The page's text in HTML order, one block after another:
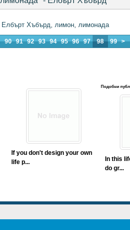
Елбърт Хъбърд, лимон, лимонада
90 91 92 93 94 95 96 97 98 99 >
Подобни
If you don't design your own
life p...
In this
do gr...